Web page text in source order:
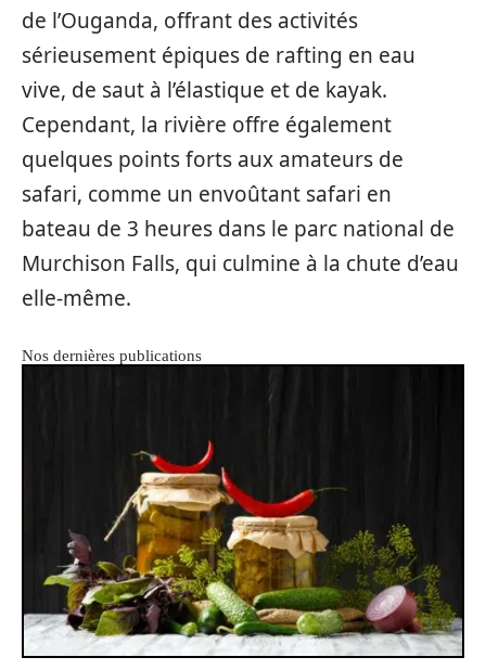
de l’Ouganda, offrant des activités
sérieusement épiques de rafting en eau
vive, de saut à l’élastique et de kayak.
Cependant, la rivière offre également
quelques points forts aux amateurs de
safari, comme un envoûtant safari en
bateau de 3 heures dans le parc national de
Murchison Falls, qui culmine à la chute d’eau
elle-même.
Nos dernières publications